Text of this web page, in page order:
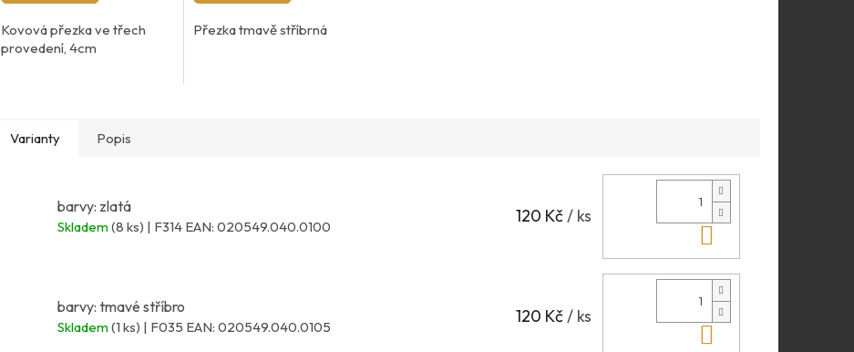
Kovová přezka ve třech
provedení, 4cm
Přezka tmavě stříbrná
Varianty Popis
barvy: zlatá
Skladem(8 ks) | F314 EAN: 020549.040.0100
120 Kč/ ks
barvy: tmavé stříbro
Skladem(1 ks) | F035 EAN: 020549.040.0105
120 Kč/ ks